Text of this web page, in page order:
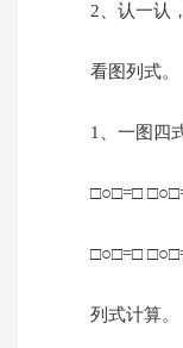
2、认一认
看图列式。
1、一图四
□○□=□
□○□=□
列式计算。